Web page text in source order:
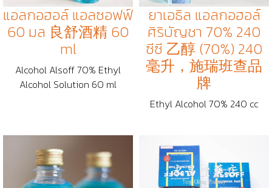
แอลกอฮอล์ แอลซอฟฟ์
60 มล 良舒酒精 60
ml
Alcohol Alsoff 70% Ethyl
Alcohol Solution 60 ml
ยาเอธิล แอลกอฮอล์
ศิริบัญชา 70% 240
ซีซี 乙醇 (70%) 240
毫升，施瑞班查品
牌
Ethyl Alcohol 70% 240 cc